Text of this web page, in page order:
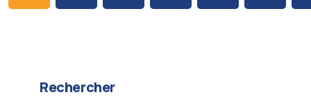
Rechercher